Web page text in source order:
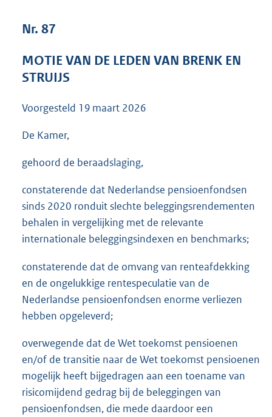
K
Nr. 87
MOTIE VAN DE LEDEN VAN BRENK EN
STRUIJS
Voorgesteld 19 maart 2026
De Kamer,
gehoord de beraadslaging,
constaterende dat Nederlandse pensioenfondsen
sinds 2020 ronduit slechte beleggingsrendementen
behalen in vergelijking met de relevante
internationale beleggingsindexen en benchmarks;
constaterende dat de omvang van renteafdekking
en de ongelukkige rentespeculatie van de
Nederlandse pensioenfondsen enorme verliezen
hebben opgeleverd;
overwegende dat de Wet toekomst pensioenen
en/of de transitie naar de Wet toekomst pensioenen
mogelijk heeft bijgedragen aan een toename van
risicomijdend gedrag bij de beleggingen van
pensioenfondsen, die mede daardoor een